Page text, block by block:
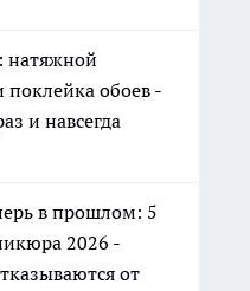
натяжной
поклейка обоев -
и навсегда
в прошлом: 5
2026 -
от